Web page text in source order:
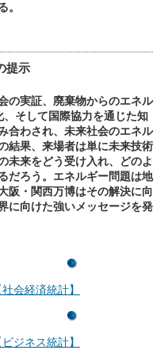
。
提示
の実証、廃棄物からのエネル
そして国際協力を通じた知
合わされ、未来社会のエネル
結果、来場者は単に未来技術
未来をどう受け入れ、どのよ
だろう。エネルギー問題は地
阪・関西万博はその解決に向
に向けた強いメッセージを発
社会経済統計】
ビジネス統計】